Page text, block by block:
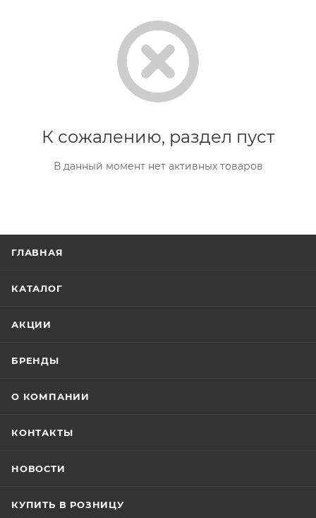
К сожалению, раздел пуст
В данный момент нет активных товаров
ГЛАВНАЯ
КАТАЛОГ
АКЦИИ
БРЕНДЫ
О КОМПАНИИ
КОНТАКТЫ
НОВОСТИ
КУПИТЬ В РОЗНИЦУ